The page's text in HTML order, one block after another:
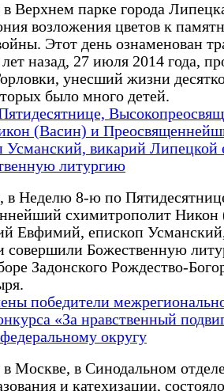
Верхнем парке города
возложения цветов к
Этот день ознаменован
назад, 27 июля 2014 года,
унесший жизни
было много детей.
(Васин) и
викарий Липецкой
литургию
в Неделю 8-ю по
схимитрополит Никон
Евфимий, епископ
совершили Божественную
Задонского Рождество-
победители
«За нравственный
округу
Москве, в Синодальном
и катехизации,